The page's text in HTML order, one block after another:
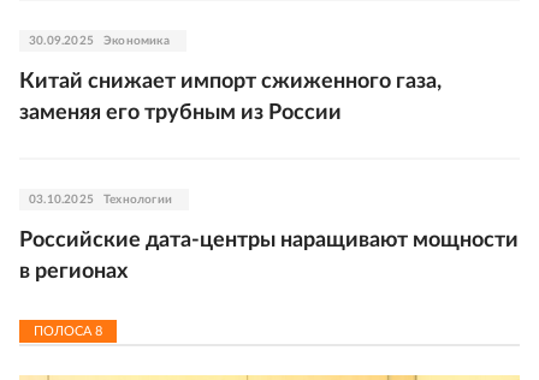
30.09.2025 Экономика
Китай снижает импорт сжиженного газа,
заменяя его трубным из России
03.10.2025 Технологии
Российские дата-центры наращивают мощности
в регионах
ПОЛОСА8